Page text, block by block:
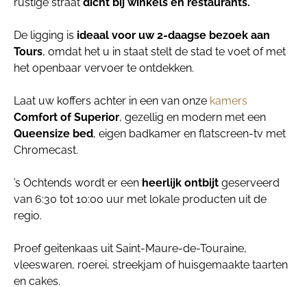
De ligging is ideaal voor uw 2-daagse bezoek aan
Tours, omdat het u in staat stelt de stad te voet of met
het openbaar vervoer te ontdekken.
Laat uw koffers achter in een van onze kamers
Comfort of Superior, gezellig en modern met een
Queensize bed, eigen badkamer en flatscreen-tv met
Chromecast.
’s Ochtends wordt er een heerlijk ontbijt geserveerd
van 6:30 tot 10:00 uur met lokale producten uit de
regio.
Proef geitenkaas uit Saint-Maure-de-Touraine,
vleeswaren, roerei, streekjam of huisgemaakte taarten
en cakes.